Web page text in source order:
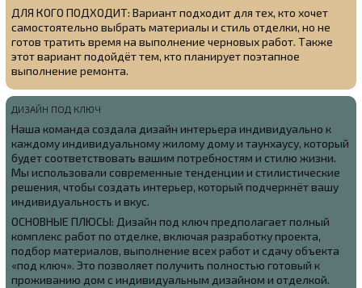
ДЛЯ КОГО ПОДХОДИТ: Вариант подходит для тех, кто хочет
самостоятельно выбрать материалы и стиль отделки, но не
готов тратить время на выполнение черновых работ. Также
этот вариант подойдёт тем, кто планирует поэтапное
выполнение ремонта.
ДИЗАЙН ПОД КЛЮЧ
Наша команда создала дизайн интерьера индивидуально к
каждому индивидуальному жилому дому и таунхаусу, который
будет соответствовать вашим потребностям и стилю жизни.
Мы использовали современные тенденции и стилистические
решения, чтобы создать интерьер, который подчеркнёт вашу
индивидуальность и вкус.
ОСНОВНЫЕ ПЛЮСЫ: Дизайн под ключ предполагает полный
комплекс работ по отделке, включая разработку проекта,
подбор материалов, выполнение всех работ и сдачу объекта
«под ключ». Это позволяет получить полностью готовый к
проживанию дом с индивидуальным дизайном и отделкой.